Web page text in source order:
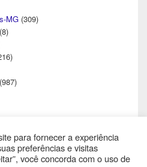
MG (309)
(8)
(987)
para fornecer a experiência
preferências e visitas
você concorda com o uso de